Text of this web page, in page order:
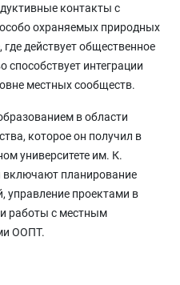
контакты с
охраняемых природных
действует общественное
способствует интеграции
местных сообществ.
в области
которое он получил в
университете им. К.
включают планирование
управление проектами в
работы с местным
ООПТ.